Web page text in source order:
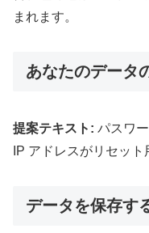
まれます。
あなたのデータ
提案テキスト: パスワ
IP アドレスがリセット
データを保存す